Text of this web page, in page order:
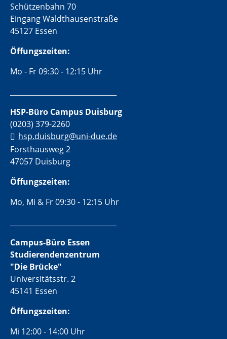
Schützenbahn 70
Eingang Waldthausenstraße
45127 Essen
Öffungszeiten:
Mo - Fr 09:30 - 12:15 Uhr
HSP-Büro Campus Duisburg
(0203) 379-2260
hsp.duisburg@uni-due.de
Forsthausweg 2
47057 Duisburg
Öffungszeiten:
Mo, Mi & Fr 09:30 - 12:15 Uhr
Campus-Büro Essen
Studierendenzentrum
"Die Brücke"
Universitätsstr. 2
45141 Essen
Öffungszeiten:
Mi 12:00 - 14:00 Uhr